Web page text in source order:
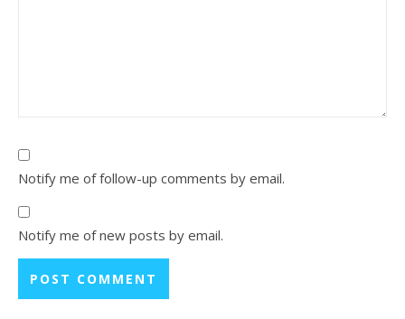
Notify me of follow-up comments by email.
Notify me of new posts by email.